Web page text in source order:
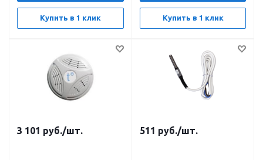
Купить в 1 клик Купить в 1 клик
3 101 руб./шт. 511 руб./шт.